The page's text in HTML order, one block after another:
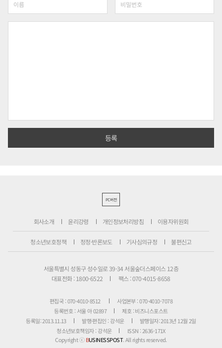
PC버전
회사소개 윤리강령 개인정보처리방침 이용자위원회
청소년보호정책 정정·반론보도 기사심의규정 불편신고
서울특별시 성동구 성수일로 39-34 서울숲더스페이스 12층
대표전화 : 1800-6522
팩스 : 070-4015-8658
편집국 : 070-4010-8512
사업본부 : 070-4010-7078
등록번호 : 서울 아 02897
제호 : 비즈니스포스트
등록일: 2013.11.13
발행·편집인 : 강석운
발행일자: 2013년 12월 2일
청소년보호책임자 : 강석운
ISSN : 2636-171X
Copyright ⓒBUSINESSPOST. All rights reserved.